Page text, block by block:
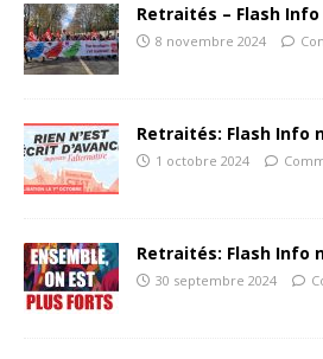
Retraités – Flash Info
8 novembre 2024
Retraités: Flash Info
1 octobre 2024
Retraités: Flash Info
30 septembre 2024